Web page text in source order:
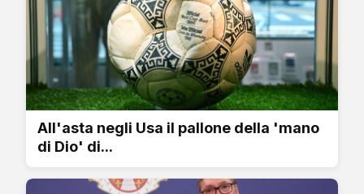
All'asta negli Usa il pallone della 'mano
di Dio' di...